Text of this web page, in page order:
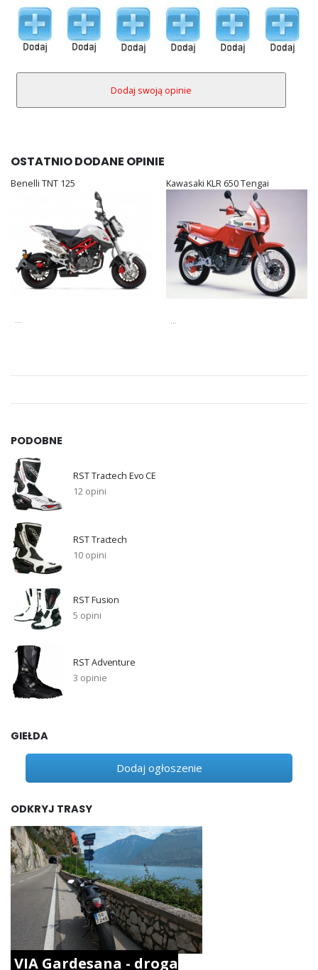
OSTATNIO DODANE OPINIE
Benelli TNT 125 Kawasaki KLR 650 Tengai
PODOBNE
RST Tractech Evo CE
12 opini
RST Tractech
10 opini
RST Fusion
5 opini
RST Adventure
3 opinie
GIEŁDA
Dodaj ogłoszenie
ODKRYJ TRASY
VIA Gardesana - droga